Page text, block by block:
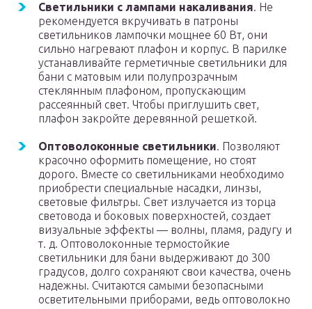
Светильники с лампами накаливания. Не
рекомендуется вкручивать в патроны
светильников лампочки мощнее 60 Вт, они
сильно нагревают плафон и корпус. В парилке
устанавливайте герметичные светильники для
бани с матовым или полупрозрачным
стеклянным плафоном, пропускающим
рассеянный свет. Чтобы приглушить свет,
плафон закройте деревянной решеткой.
Оптоволоконные светильники. Позволяют
красочно оформить помещение, но стоят
дорого. Вместе со светильниками необходимо
приобрести специальные насадки, линзы,
световые фильтры. Свет излучается из торца
световода и боковых поверхностей, создает
визуальные эффекты — волны, пламя, радугу и
т. д. Оптоволоконные термостойкие
светильники для бани выдерживают до 300
градусов, долго сохраняют свои качества, очень
надежны. Считаются самыми безопасными
осветительными приборами, ведь оптоволокно